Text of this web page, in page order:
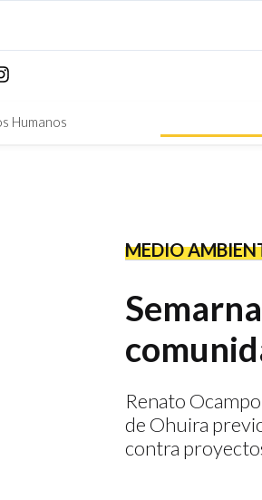
Humanos
MEDIO
Renato
de Ohuira
contra